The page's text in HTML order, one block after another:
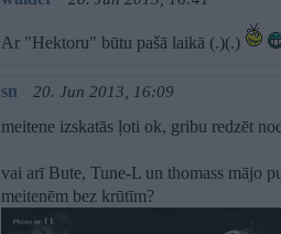
Ar "Hektoru" būtu pašā laikā (.)(.)
sn 20. Jun 2013, 16:09
meitene izskatās ļoti ok, gribu redzēt
vai arī Bute, Tune-L un thomass mājo
meitenēm bez krūtīm?